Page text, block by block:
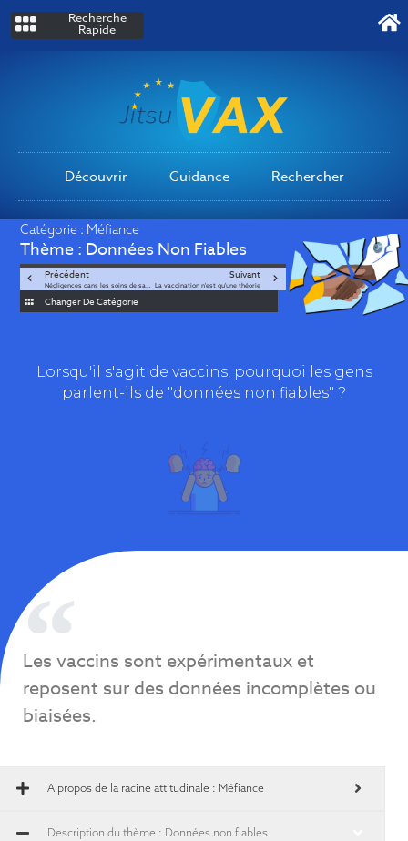
Recherche
Rapide
Découvrir Guidance Rechercher
Catégorie : Méfiance
Thème : Données Non Fiables
Précédent Suivant
La vaccination n'est qu'une théorie
Changer De Catégorie
Lorsqu'il s'agit de vaccins, pourquoi les gens
parlent-ils de "données non fiables" ?
Les vaccins sont expérimentaux et
reposent sur des données incomplètes ou
biaisées.
A propos de la racine attitudinale : Méfiance
Description du thème : Données non fiables